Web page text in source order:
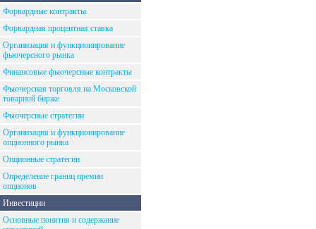
Форвардные контракты
Форвардная процентная ставка
Организация и функционирование
фьючерсного рынка
Финансовые фьючерсные контракты
Фьючерсная торговля на Московской
товарной бирже
Фьючерсные стратегии
Организация и функционирование
опционного рынка
Опционные стратегии
Определение границ премии
опционов
Инвестиции
Основные понятия и содержание